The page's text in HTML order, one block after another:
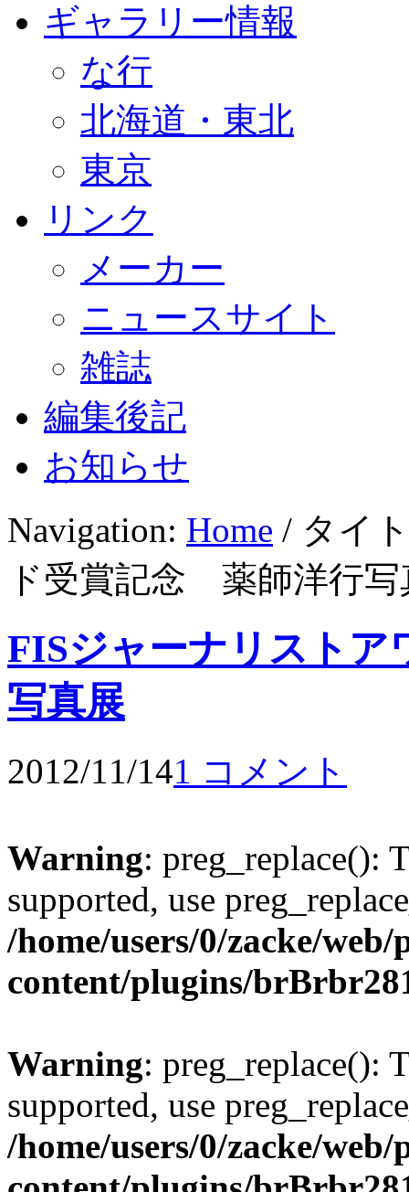
ギャラリー情報
な行
北海道・東北
東京
リンク
メーカー
ニュースサイト
雑誌
編集後記
お知らせ
Navigation: Home / タイ
ド受賞記念 薬師洋行写
FISジャーナリスト
写真展
2012/11/141 コメント
Warning: preg_replace():
supported, use
/home/users/0/zacke/
content/plugins/
Warning: preg_replace():
supported, use
/home/users/0/zacke/